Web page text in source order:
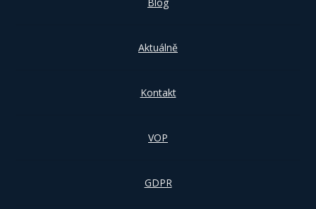
Aktuálně
Kontakt
VOP
GDPR